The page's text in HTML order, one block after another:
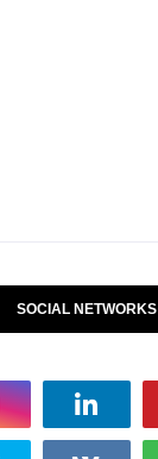
SOCIAL NETWORKS